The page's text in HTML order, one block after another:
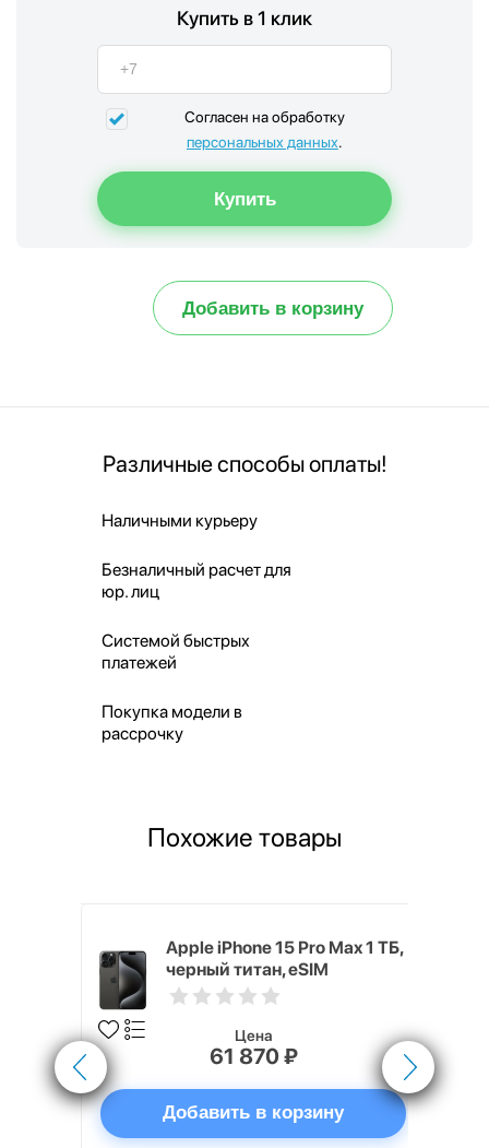
Купить в 1 клик
Согласен на обработку
персональных данных.
Добавить в корзину
Различные способы оплаты!
Наличными курьеру
Безналичный расчет для
юр. лиц
Системой быстрых
платежей
Покупка модели в
рассрочку
Похожие товары
Apple iPhone 15 Pro Max 1 ТБ,
черный титан, eSIM
Цена
61 870 ₽
Добавить в корзину